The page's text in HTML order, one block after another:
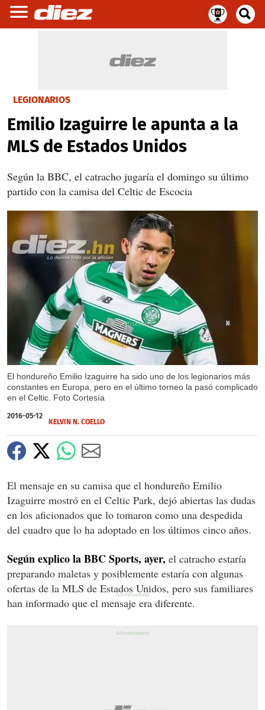
LEGIONARIOS
Emilio Izaguirre le apunta a la
MLS de Estados Unidos
Según la BBC, el catracho jugaría el domingo su último
partido con la camisa del Celtic de Escocia
El hondure­ño Emilio Izaguirre ha sido uno de los legionarios más
constantes en Europa, pero en el último torneo la pasó complicado
en el Celtic. Foto Cortesía
X
X
2016-05-12
KELVIN N. COELLO
El mensaje en su camisa que el hondureño Emilio
Izaguirre mostró en el Celtic Park, dejó abiertas las dudas
en los aficionados que lo tomaron como una despedida
del cuadro que lo ha adoptado en los últimos cinco años.
Según explico la BBC Sports, ayer, el catracho estaría
preparando maletas y posiblemente estaría con algunas
ofertas de la MLS de Estados Unidos, pero sus familiares
han informado que el mensaje era diferente.